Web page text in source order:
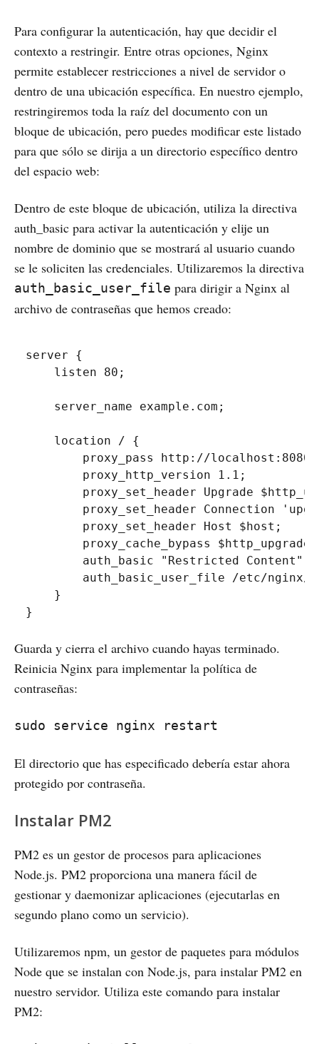
Para configurar la autenticación, hay que decidir el
contexto a restringir. Entre otras opciones, Nginx
permite establecer restricciones a nivel de servidor o
dentro de una ubicación específica. En nuestro ejemplo,
restringiremos toda la raíz del documento con un
bloque de ubicación, pero puedes modificar este listado
para que sólo se dirija a un directorio específico dentro
del espacio web:
Dentro de este bloque de ubicación, utiliza la directiva
auth_basic para activar la autenticación y elije un
nombre de dominio que se mostrará al usuario cuando
se le soliciten las credenciales. Utilizaremos la directiva
auth_basic_user_file para dirigir a Nginx al
archivo de contraseñas que hemos creado:
server {
    listen
80 ;
    server_name example
. com ;
    location
/
{
        proxy_pass http
: //localhost : 8080
        proxy_http_version
1.1 ;
proxy_set_header Upgrade
        proxy_set_header Connection
        proxy_set_header Host $host
;
        proxy_cache_bypass $http_upgrade
        auth_basic
"Restricted Content"
        auth_basic_user_file
/etc/nginx/
}
}
Guarda y cierra el archivo cuando hayas terminado.
Reinicia Nginx para implementar la política de
contraseñas:
sudo service nginx restart
El directorio que has especificado debería estar ahora
protegido por contraseña.
Instalar PM2
PM2 es un gestor de procesos para aplicaciones
Node.js. PM2 proporciona una manera fácil de
gestionar y daemonizar aplicaciones (ejecutarlas en
segundo plano como un servicio).
Utilizaremos npm, un gestor de paquetes para módulos
Node que se instalan con Node.js, para instalar PM2 en
nuestro servidor. Utiliza este comando para instalar
PM2: